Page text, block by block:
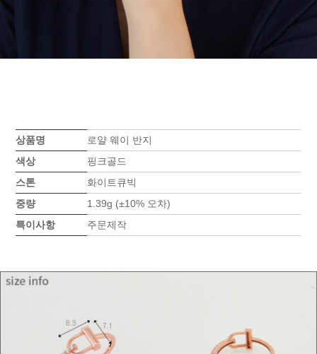
상품명
로얄 웨이 반지
색상
핑크골드
스톤
화이트큐빅
중량
1.39g (±10% 오차)
특이사항
주문제작